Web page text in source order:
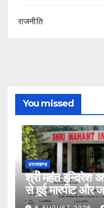
राजनीति
You missed
उत्तराखण्ड
श्री महंत इन्दिरेश
से हुई मारपीट और